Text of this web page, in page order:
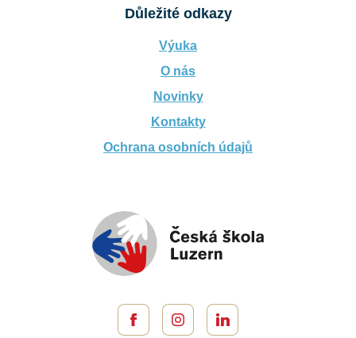
Důležité odkazy
Výuka
O nás
Novinky
Kontakty
Ochrana osobních údajů